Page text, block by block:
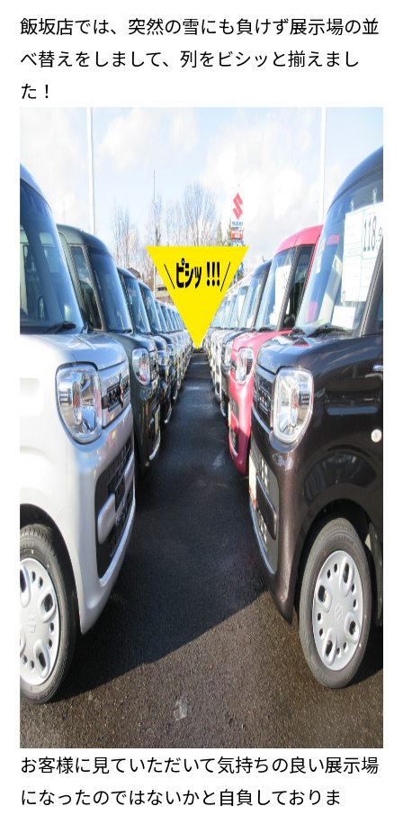
飯坂店では、突然の雪にも負けず展示場の並
べ替えをしまして、列をビシッと揃えまし
た！
お客様に見ていただいて気持ちの良い展示場
になったのではないかと自負しておりま